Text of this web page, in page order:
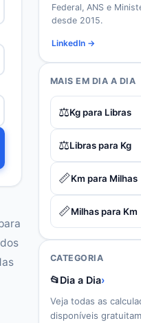
Federal, ANS e
desde 2015.
LinkedIn →
MAIS EM DIA A DIA
⚖️Kg para Libras
⚖️Libras para Kg
📏Km para Milhas
📏Milhas para Km
CATEGORIA
📂Dia a Dia›
Veja todas as
disponíveis